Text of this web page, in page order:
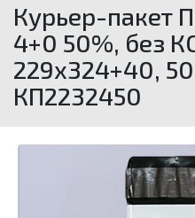
Курьер-пакет
4+0 50%, без
229х324+40,
КП2232450